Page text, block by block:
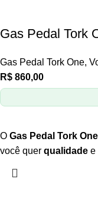
Gas Pedal Tork
Gas Pedal Tork One,
R$ 860,00
O Gas Pedal Tork One
você quer qualidade e